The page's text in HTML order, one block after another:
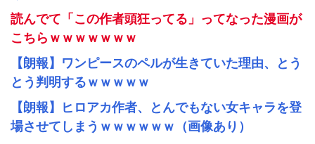
読んでて「この作者頭狂ってる」ってなった漫画が
こちらｗｗｗｗｗｗｗ
【朗報】ワンピースのペルが生きていた理由、とう
とう判明するｗｗｗｗｗ
【朗報】ヒロアカ作者、とんでもない女キャラを登
場させてしまうｗｗｗｗｗｗ（画像あり）